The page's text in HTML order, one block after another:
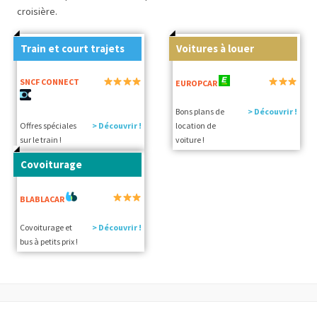
croisière.
Train et court trajets
SNCF CONNECT
Offres spéciales
sur le train !
> Découvrir !
Voitures à louer
EUROPCAR
Bons plans de
location de
voiture !
> Découvrir !
Covoiturage
BLABLACAR
Covoiturage et
bus à petits prix !
> Découvrir !